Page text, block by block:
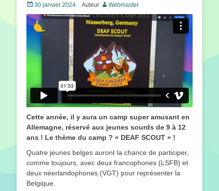
Posté
le
30 janvier 2024 Auteur Webmaster
Cette année, il y aura un camp super amusant en
Allemagne, réservé aux jeunes sourds de 9 à 12
ans ! Le thème du camp ? « DEAF SCOUT » !
Quatre jeunes belges auront la chance de participer,
comme toujours, avec deux francophones (LSFB) et
deux néerlandophones (VGT) pour représenter la
Belgique.